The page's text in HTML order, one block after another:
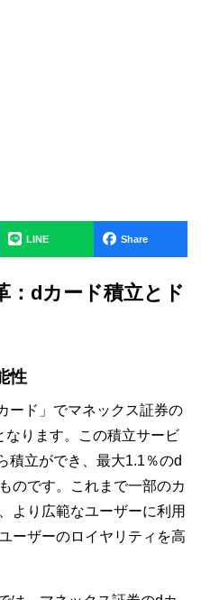
LINE Share
：dカード積立とド
性
ード」でマネックス証券の
なります。この積立サービ
積立ができ、最大1.1％のd
のです。これまで一部のカ
より広範なユーザーに利用
ーザーのロイヤリティを高